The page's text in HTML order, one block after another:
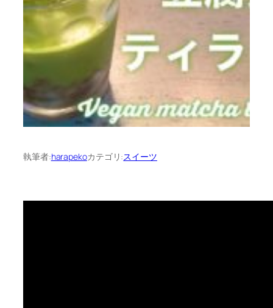
執筆者:harapekoカテゴリ:スイーツ